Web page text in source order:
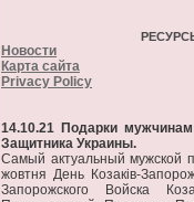
Новости
Карта сайта
Privacy Policy
14.10.21 Подарки
Защитника Украины.
Самый актуальный мужской
жовтня День Козаків-
Запорожского Войска